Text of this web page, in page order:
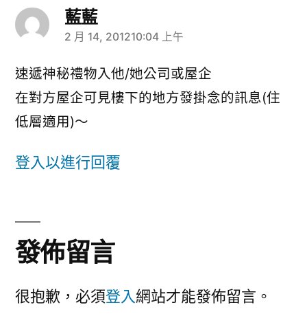
藍藍
表
示:
2 月 14, 201210:04 上午
速遞神秘禮物入他/她公司或屋企
在對方屋企可見樓下的地方發掛念的訊息(住
低層適用)～
登入以進行回覆
發
佈
言
很抱歉，必須登入網站才能發佈留言。
發佈留言